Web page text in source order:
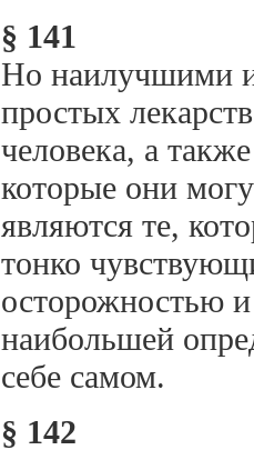
§ 141
Но наилучшими
простых
человека, а
которые они
являются те,
тонко
осторожностью
наибольшей
себе самом.
§ 142